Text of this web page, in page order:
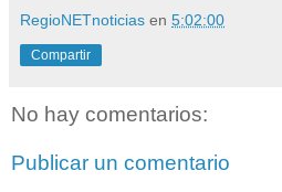
RegioNETnoticias en 5:02:00
Compartir
No hay comentarios:
Publicar un comentario